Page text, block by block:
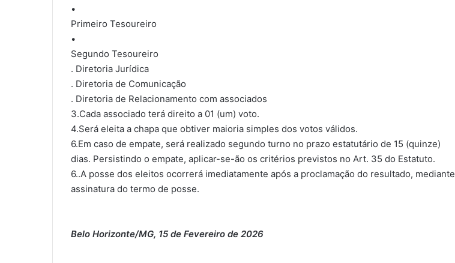
•
Primeiro Tesoureiro
•
Segundo Tesoureiro
. Diretoria Jurídica
. Diretoria de Comunicação
. Diretoria de Relacionamento com associados
3.Cada associado terá direito a 01 (um) voto.
4.Será eleita a chapa que obtiver maioria simples dos votos válidos.
6.Em caso de empate, será realizado segundo turno no prazo estatutário de 15 (quinze)
dias. Persistindo o empate, aplicar-se-ão os critérios previstos no Art. 35 do Estatuto.
6..A posse dos eleitos ocorrerá imediatamente após a proclamação do resultado, mediante
assinatura do termo de posse.
Belo Horizonte/MG, 15 de Fevereiro de 2026